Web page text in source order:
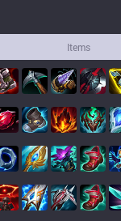
Items